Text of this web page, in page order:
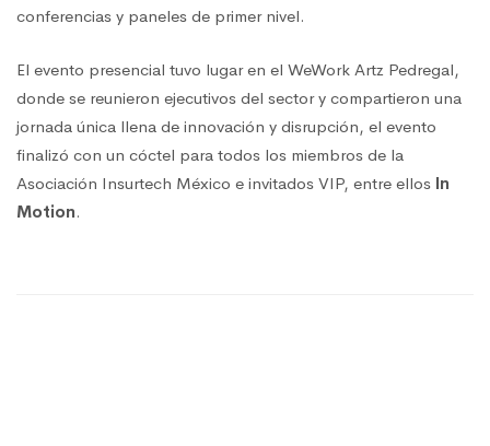
conferencias y paneles de primer nivel.
El evento presencial tuvo lugar en el WeWork Artz Pedregal,
donde se reunieron ejecutivos del sector y compartieron una
jornada única llena de innovación y disrupción, el evento
finalizó con un cóctel para todos los miembros de la
Asociación Insurtech México e invitados VIP, entre ellos In
Motion.